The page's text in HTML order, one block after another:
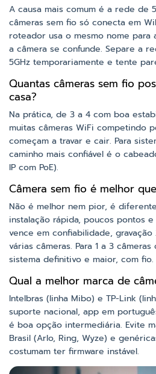
A causa mais comum é a rede de
câmeras sem fio só conecta em
roteador usa o mesmo nome para
a câmera se confunde. Separe a
5GHz temporariamente e tente
Quantas câmeras sem fio
casa?
Na prática, de 3 a 4 com boa
muitas câmeras WiFi competindo
começam a travar e cair. Para
caminho mais confiável é o
IP com PoE).
Câmera sem fio é melhor
Não é melhor nem pior, é
instalação rápida, poucos pontos
vence em confiabilidade,
várias câmeras. Para 1 a 3
sistema definitivo e maior, com fio.
Qual a melhor marca de
Intelbras (linha Mibo) e TP-Link
suporte nacional, app em
é boa opção intermediária. Evite
Brasil (Arlo, Ring, Wyze) e
costumam ter firmware instável.